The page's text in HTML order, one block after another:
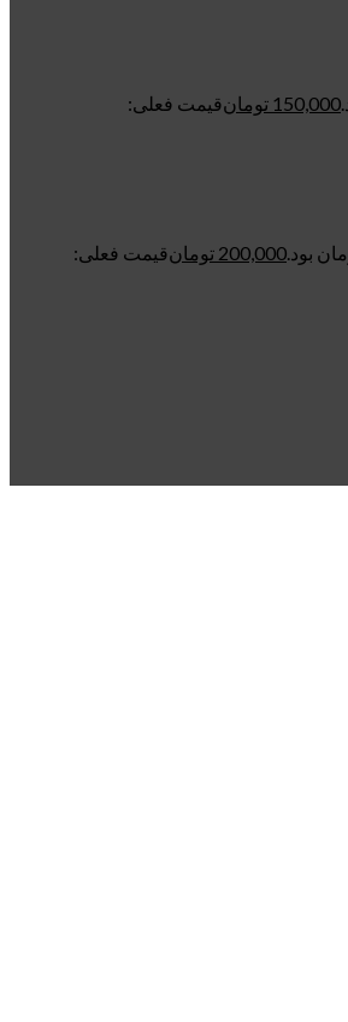
150,000 تومانقیمت فعلی:
200,000 تومانقیمت فعلی: